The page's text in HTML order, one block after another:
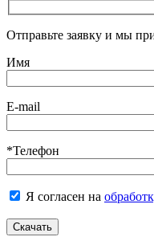
Отправьте заявку и мы
Имя
E-mail
*Телефон
Я согласен на